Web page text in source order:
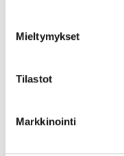
Mieltymykset
Tilastot
Markkinointi
T8 AWD LONG